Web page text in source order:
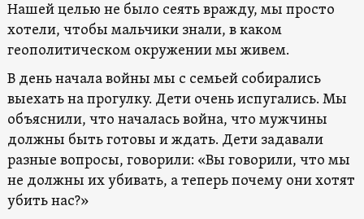
Нашей целью не было сеять вражду, мы просто
хотели, чтобы мальчики знали, в каком
геополитическом окружении мы живем.
В день начала войны мы с семьей собирались
выехать на прогулку. Дети очень испугались. Мы
объяснили, что началась война, что мужчины
должны быть готовы и ждать. Дети задавали
разные вопросы, говорили: «Вы говорили, что мы
не должны их убивать, а теперь почему они хотят
убить нас?»